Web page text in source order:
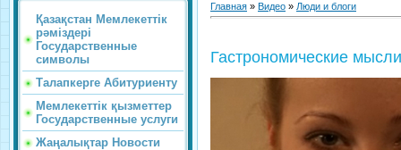
Қазақстан Мемлекеттік
рәміздері
Государственные
символы
Талапкерге Абитуриенту
Мемлекеттік қызметтер
Государственные услуги
Жаңалықтар Новости
Главная » Видео » Люди и блоги
Гастрономические мысли